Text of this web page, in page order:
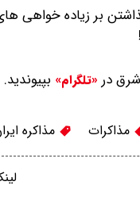
بر زیاده خواهی
شرق در «تلگرام» بپیوندید.
مذاکرات مذاکره